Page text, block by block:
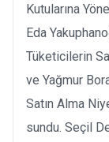
Kutularına
Eda
Tüketicilerin
ve Yağmur
Satın Alma
sundu. Seçil